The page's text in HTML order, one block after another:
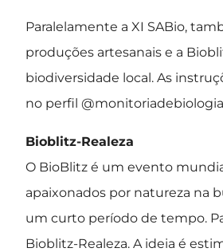
Paralelamente a XI SABio,
produções artesanais e a
biodiversidade local. As
no perfil
Bioblitz-Realeza
O BioBlitz é um evento
apaixonados por natureza na
um curto período de tempo.
Bioblitz-Realeza. A ideia é